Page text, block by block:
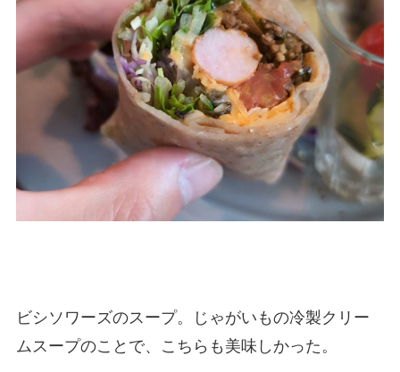
ビシソワーズのスープ。じゃがいもの冷製クリー
ムスープのことで、こちらも美味しかった。